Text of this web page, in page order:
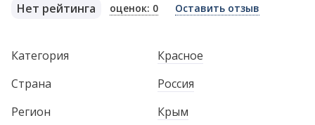
Нет рейтинга оценок: 0 Оставить отзыв
Категория
Красное
Страна
Россия
Регион
Крым